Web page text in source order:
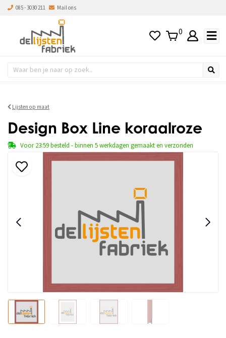
085 - 3030 211 Mail ons
0
Lijsten op maat
Design Box Line koraalroze
Voor 23:59 besteld - binnen 5 werkdagen gemaakt en verzonden